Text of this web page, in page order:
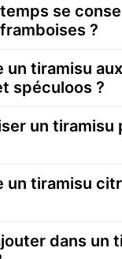
se
?
un tiramisu aux
spéculoos ?
un tiramisu
un tiramisu
dans un